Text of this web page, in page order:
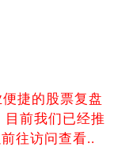
捷的股票复盘
前我们已经推
往访问查看..